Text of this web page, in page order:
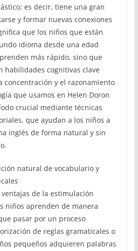
es decir, tiene una gran
y formar nuevas conexiones
que los niños que están
idioma desde una edad
más rápido, sino que
habilidades cognitivas clave
concentración y el razonamiento
que usamos en Helen Doron
crucial mediante técnicas
que ayudan a los niños a
inglés de forma natural y sin
natural de vocabulario y
de la estimulación
niños aprenden de manera
pasar por un proceso
de reglas gramaticales o
pequeños adquieren palabras